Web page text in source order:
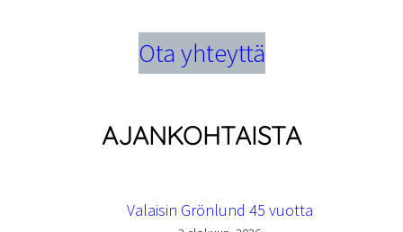
Ota yhteyttä
AJANKOHTAISTA
Valaisin Grönlund 45 vuotta